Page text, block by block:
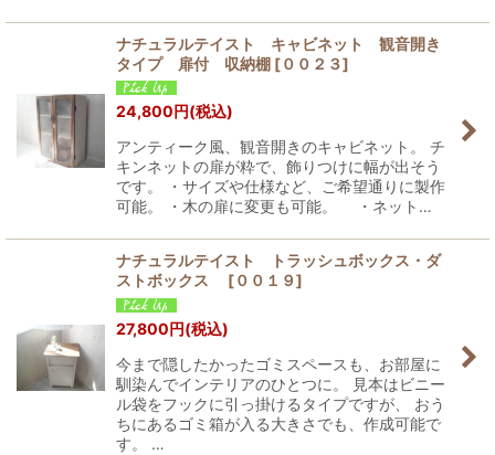
ナチュラルテイスト キャビネット 観音開き
タイプ 扉付 収納棚 [００２３]
24,800円(税込)
アンティーク風、観音開きのキャビネット。 チ
キンネットの扉が粋で、飾りつけに幅が出そう
です。 ・サイズや仕様など、ご希望通りに製作
可能。 ・木の扉に変更も可能。 ・ネット…
ナチュラルテイスト トラッシュボックス・ダ
ストボックス
[００１９]
27,800円(税込)
今まで隠したかったゴミスペースも、お部屋に
馴染んでインテリアのひとつに。 見本はビニー
ル袋をフックに引っ掛けるタイプですが、 おう
ちにあるゴミ箱が入る大きさでも、作成可能で
す。 …